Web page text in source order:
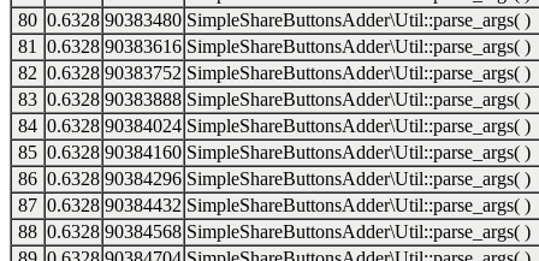
80 0.6328 90383480 SimpleShareButtonsAdder\Util::parse_args( )
81
0.6328 90383616 SimpleShareButtonsAdder\Util::parse_args( )
82 0.6328 90383752 SimpleShareButtonsAdder\Util::parse_args( )
83 0.6328 90383888 SimpleShareButtonsAdder\Util::parse_args( )
84 0.6328 90384024 SimpleShareButtonsAdder\Util::parse_args( )
85 0.6328 90384160 SimpleShareButtonsAdder\Util::parse_args( )
86 0.6328 90384296 SimpleShareButtonsAdder\Util::parse_args( )
87 0.6328 90384432 SimpleShareButtonsAdder\Util::parse_args( )
88 0.6328 90384568 SimpleShareButtonsAdder\Util::parse_args( )